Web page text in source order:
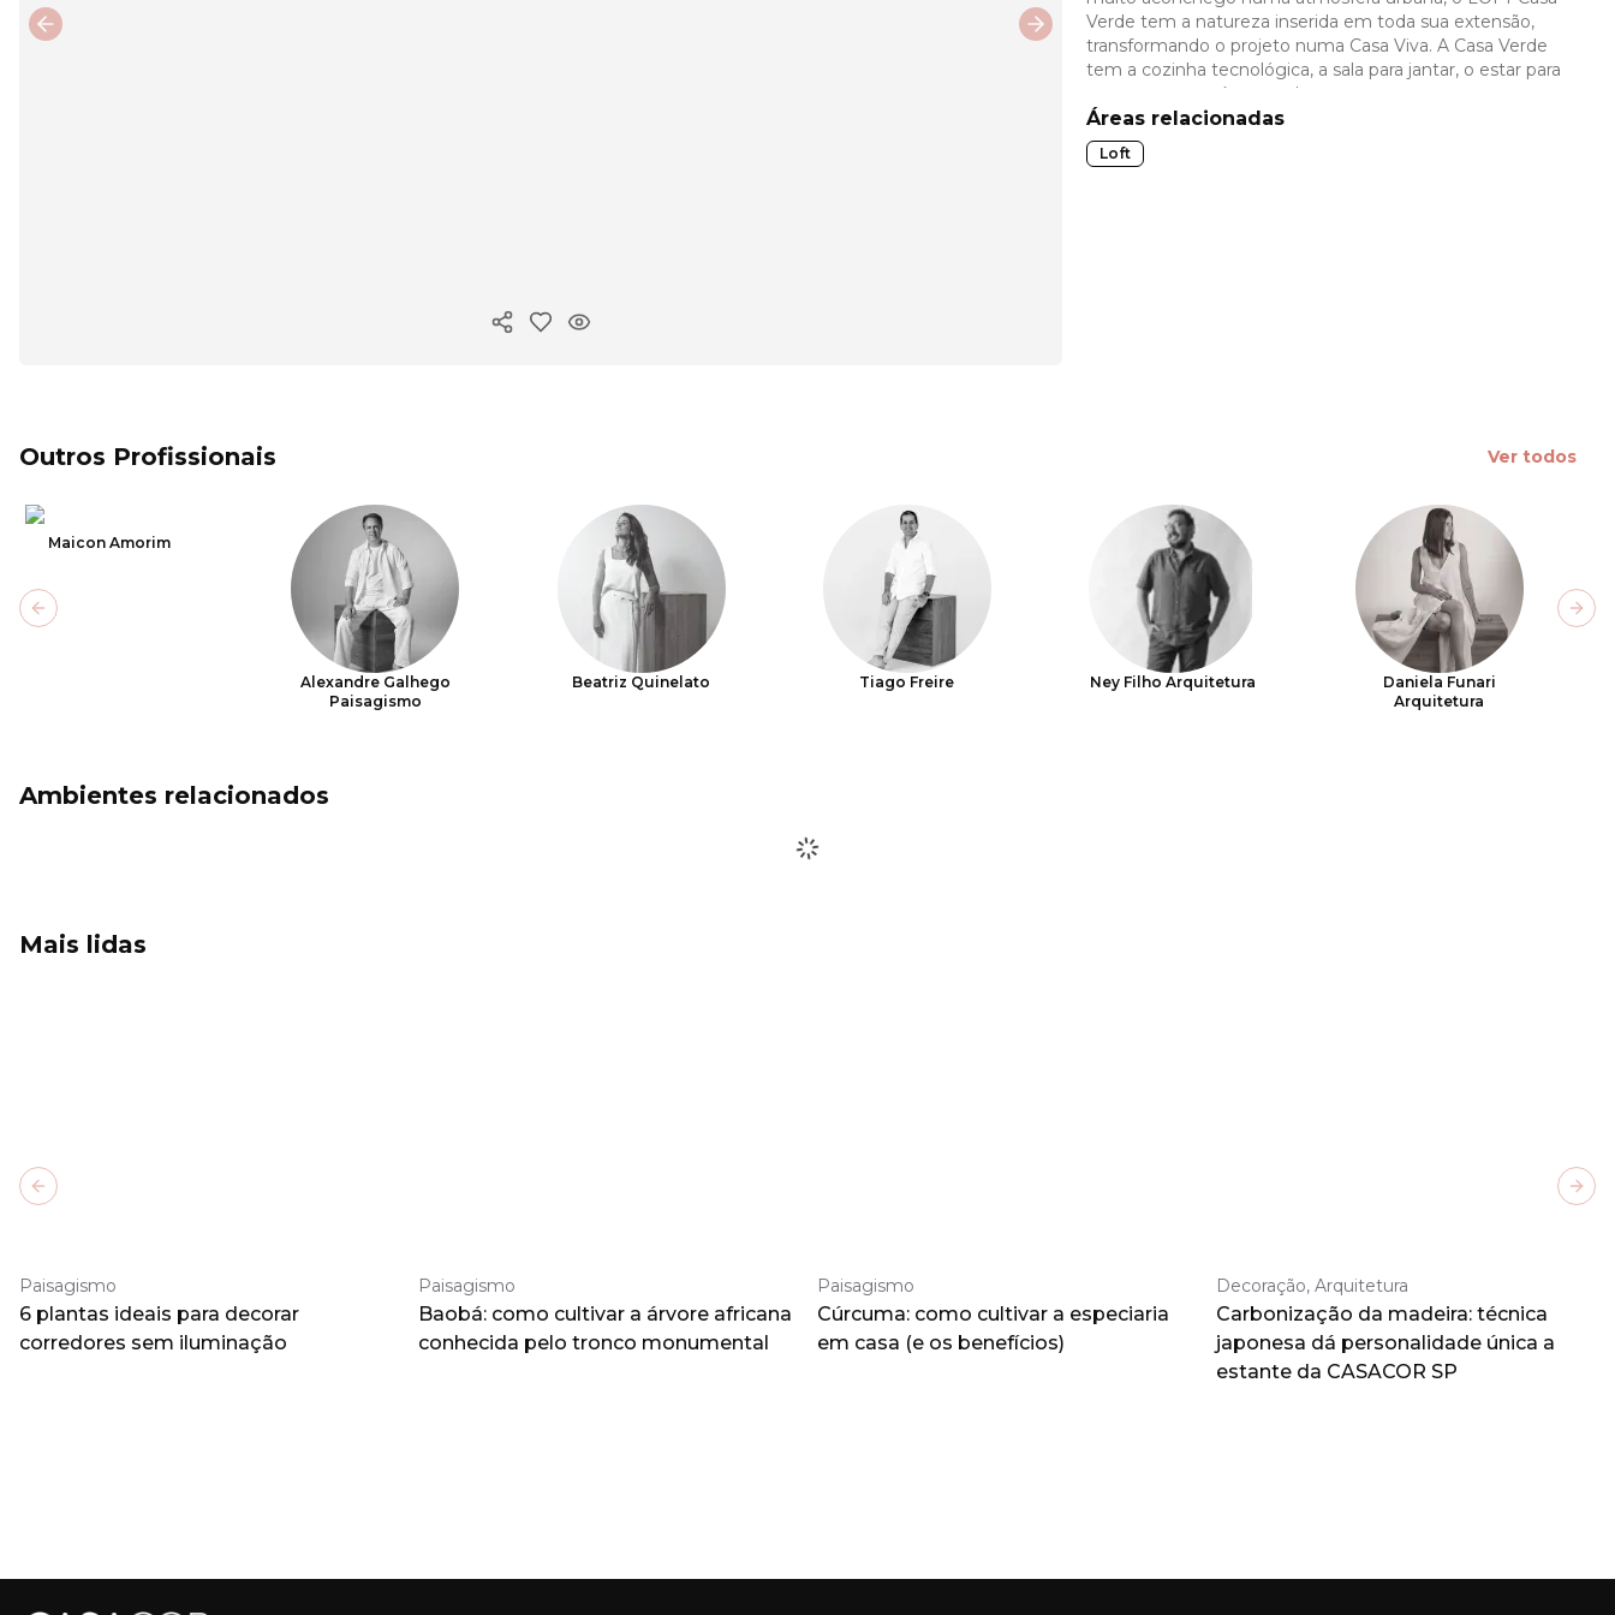
Copiar link
Previous slide Next slide
Verde tem a natureza inserida em toda sua extensão,
transformando o projeto numa Casa Viva. A Casa Verde
tem a cozinha tecnológica, a sala para jantar, o estar para
conversar e a suíte para descansar.
Áreas relacionadas
Loft
Outros Profissionais Ver todos
Maicon Amorim
Alexandre Galhego
Paisagismo
Beatriz Quinelato Tiago Freire Ney Filho Arquitetura
Daniela Funari
Arquitetura
Previous slide
Ambientes relacionados
Mais lidas
Paisagismo
6 plantas ideais para decorar
corredores sem iluminação
Paisagismo
Baobá: como cultivar a árvore africana
conhecida pelo tronco monumental
Paisagismo
Cúrcuma: como cultivar a especiaria
em casa (e os benefícios)
Decoração, Arquitetura
Carbonização da madeira: técnica
japonesa dá personalidade única a
estante da CASACOR SP
Previous slide